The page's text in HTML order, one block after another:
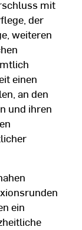
mit
der
weiteren
einen
an den
und ihren
ein